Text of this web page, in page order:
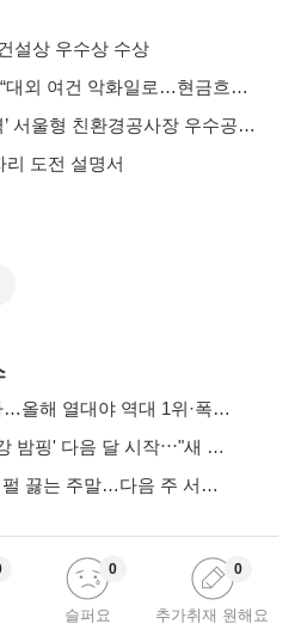
설상 우수상 수상
박상신 DL이앤씨 대표 “대외 여건 악화일로…현금흐름 중심 판단·위험 관리 나서야”
DL건설, ‘답십리 17구역’ 서울형 친환경공사장 우수공사장 표창
리 도전 설명서
'40도 폭염' 뉴노멀 되나…올해 열대야 역대 1위·폭염일수 평년 3배 넘어
오세훈표 야간경제 '한강 밤핑' 다음 달 시작⋯"새 성장동력 만들 것"
'이중 고기압' 영향에 펄펄 끓는 주말…다음 주 서울 포함 서쪽이 더 덥다
슬퍼요
0
추가취재 원해요
0